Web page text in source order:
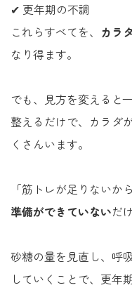
✔ 更年期の不調
これらすべてを、 カラ
なり得ます。
でも、見方を変える
整えるだけで、カラダ
くさんいます。
「筋トレが足りない
準備ができていないだ
砂糖の量を見直し、呼
していくことで、更年